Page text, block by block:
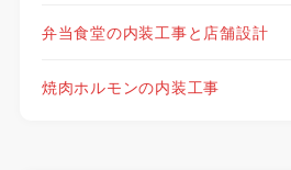
弁当食堂の内装工事と店舗設計
焼肉ホルモンの内装工事